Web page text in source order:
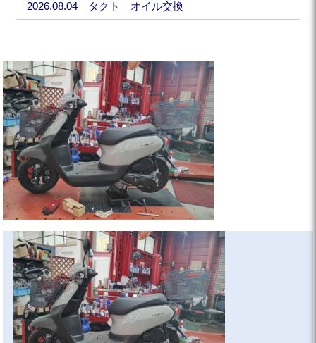
2026.08.04 タクト オイル交換